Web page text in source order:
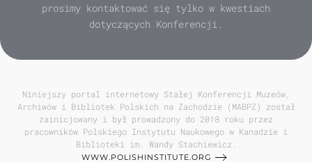
prosimy kontaktować się tylko w kwestiach
dotyczących Konferencji.
Niniejszy portal internetowy Stałej Konferencji Muzeów,
Archiwów i Bibliotek Polskich na Zachodzie (MABPZ) został
zainicjowany i był prowadzony do 2018 roku przez
pracowników Polskiego Instytutu Naukowego w Kanadzie i
Biblioteki im. Wandy Stachiewicz.
WWW.POLISHINSTITUTE.ORG